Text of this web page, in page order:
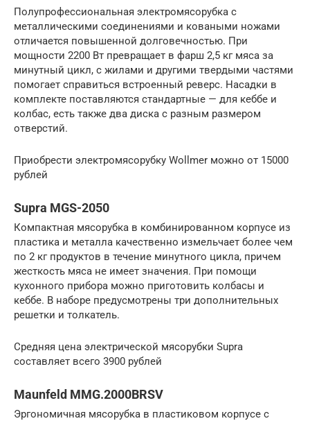
Полупрофессиональная электромясорубка с
металлическими соединениями и коваными ножами
отличается повышенной долговечностью. При
мощности 2200 Вт превращает в фарш 2,5 кг мяса за
минутный цикл, с жилами и другими твердыми частями
помогает справиться встроенный реверс. Насадки в
комплекте поставляются стандартные — для кеббе и
колбас, есть также два диска с разным размером
отверстий.
Приобрести электромясорубку Wollmer можно от 15000
рублей
Supra MGS-2050
Компактная мясорубка в комбинированном корпусе из
пластика и металла качественно измельчает более чем
по 2 кг продуктов в течение минутного цикла, причем
жесткость мяса не имеет значения. При помощи
кухонного прибора можно приготовить колбасы и
кеббе. В наборе предусмотрены три дополнительных
решетки и толкатель.
Средняя цена электрической мясорубки Supra
составляет всего 3900 рублей
Maunfeld MMG.2000BRSV
Эргономичная мясорубка в пластиковом корпусе с